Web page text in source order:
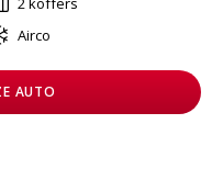
Airco
AUTO